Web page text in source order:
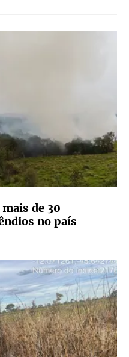
de 30
no país